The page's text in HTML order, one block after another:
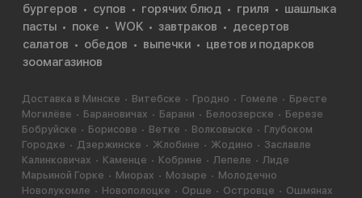
бургеров
супов горячих блюд гриля
шашлыка
пасты
поке WOK завтраков
десертов
салатов
обедов выпечки
цветов и подарков
зоомагазинов
Доставка в Минске Витебске Гродно Гомеле
Бресте
Могилёве
Барановичах Барани Белоозерске
Березе
Бобруйске
Борисове Ветке Волковыске
Глубоком
Городке
Дзержинске Жлобине Жодино
Заславле
Калинковичах
Каменце Кобрине Лепеле
Лиде
Марьиной Горке
Миорах Мозыре
Молодечно
Новолукомле
Новополоцке Орше Островце
Ошмянах